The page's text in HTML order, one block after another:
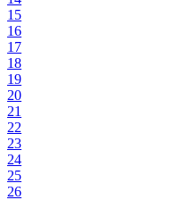
15
16
17
18
19
20
21
22
23
24
25
26